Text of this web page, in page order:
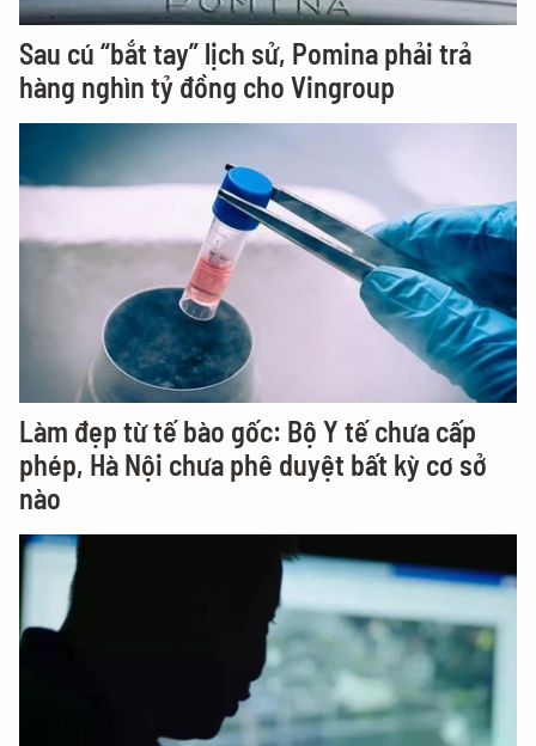
Sau cú “bắt tay” lịch sử, Pomina phải trả
hàng nghìn tỷ đồng cho Vingroup
Làm đẹp từ tế bào gốc: Bộ Y tế chưa cấp
phép, Hà Nội chưa phê duyệt bất kỳ cơ sở
nào